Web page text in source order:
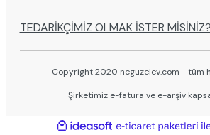
TEDARİKÇİMİZ OLMAK İSTER MİSİNİZ?
Copyright 2020 neguzelev.com - tüm
Şirketimiz e-fatura ve e-arşiv
ideasoft
e-